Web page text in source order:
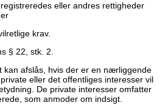
eller andres rettigheder
krav.
§ 22, stk. 2.
kan afslås, hvis der er en nærliggende
eller det offentliges interesser vil
De private interesser omfatter
som anmoder om indsigt.